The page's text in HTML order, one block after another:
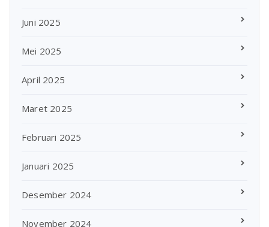
Juni 2025
Mei 2025
April 2025
Maret 2025
Februari 2025
Januari 2025
Desember 2024
November 2024